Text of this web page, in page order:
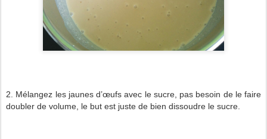
2. Mélangez les jaunes d’œufs avec le sucre, pas besoin de le faire
doubler de volume, le but est juste de bien dissoudre le sucre.